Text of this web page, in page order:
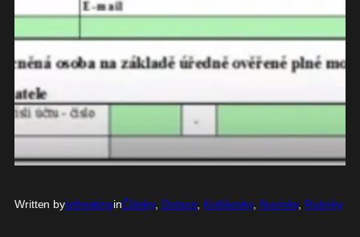
Written byivtheatinginČlánky, Dotace, Kotlíkovky, Novinky, Rubriky